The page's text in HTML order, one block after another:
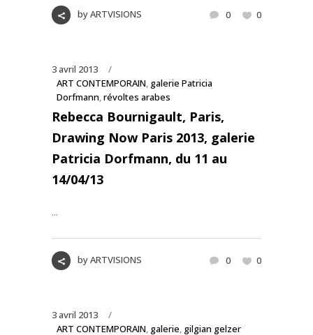
byARTVISIONS 0 0
3 avril 2013
ART CONTEMPORAIN, galerie Patricia
Dorfmann,révoltes arabes
Rebecca Bournigault, Paris,
Drawing Now Paris 2013, galerie
Patricia Dorfmann, du 11 au
14/04/13
...
byARTVISIONS 0 0
3 avril 2013
ART CONTEMPORAIN, galerie, gilgian gelzer